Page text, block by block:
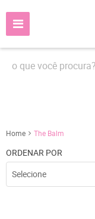
Home The Balm
ORDENAR POR
Selecione